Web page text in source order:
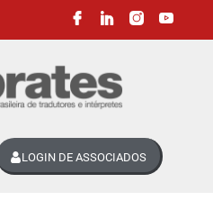
LOGIN DE ASSOCIADOS